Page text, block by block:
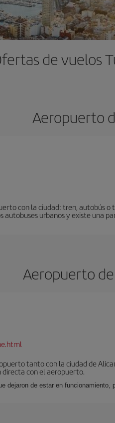
de vuelos
Aeropuerto
con la ciudad: tren, autobús
autobuses urbanos y existe una
Aeropuerto
tanto con la ciudad de
con el aeropuerto.
dejaron de estar en